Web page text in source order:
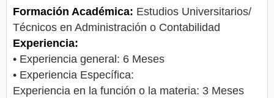
Formación Académica: Estudios Universitarios/
Técnicos en Administración o Contabilidad
Experiencia:
• Experiencia general: 6 Meses
• Experiencia Específica:
Experiencia en la función o la materia: 3 Meses